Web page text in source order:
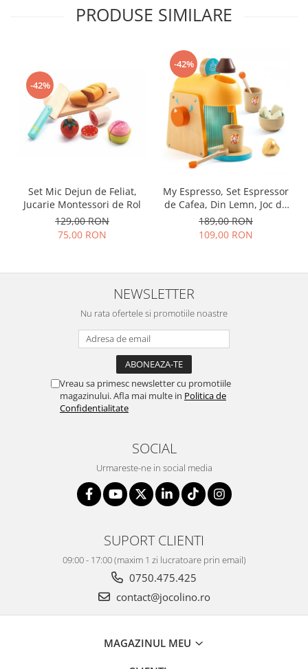
PRODUSE SIMILARE
-42%
Set Mic Dejun de Feliat,
Jucarie Montessori de Rol
129,00 RON
75,00 RON
-42%
My Espresso, Set Espressor
de Cafea, Din Lemn, Joc de
Rol
189,00 RON
109,00 RON
NEWSLETTER
Nu rata ofertele si promotiile noastre
Vreau sa primesc newsletter cu promotiile
magazinului. Afla mai multe in Politica de
Confidentialitate
SOCIAL
Urmareste-ne in social media
SUPORT CLIENTI
09:00 - 17:00 (maxim 1 zi lucratoare prin email)
0750.475.425
contact@jocolino.ro
MAGAZINUL MEU